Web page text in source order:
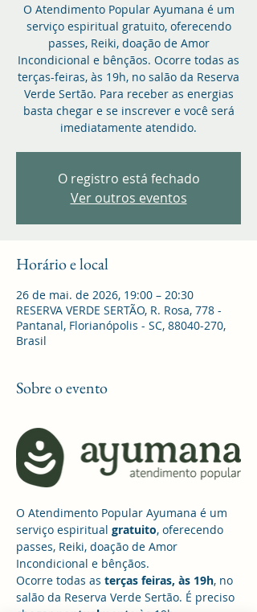
O Atendimento Popular Ayumana é um
serviço espiritual gratuito, oferecendo
passes, Reiki, doação de Amor
Incondicional e bênçãos. Ocorre todas as
terças-feiras, às 19h, no salão da Reserva
Verde Sertão. Para receber as energias
basta chegar e se inscrever e você será
imediatamente atendido.
O registro está fechado
Ver outros eventos
Horário e local
26 de mai. de 2026, 19:00 – 20:30
RESERVA VERDE SERTÃO, R. Rosa, 778 -
Pantanal, Florianópolis - SC, 88040-270,
Brasil
Sobre o evento
O Atendimento Popular Ayumana é um
serviço espiritual gratuito, oferecendo
passes, Reiki, doação de Amor
Incondicional e bênçãos.
Ocorre todas as terças feiras, às 19h, no
salão da Reserva Verde Sertão. É preciso